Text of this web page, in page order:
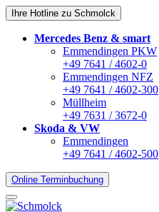
Ihre Hotline zu Schmolck
Mercedes Benz & smart
Emmendingen PKW
+49 7641 / 4602-0
Emmendingen NFZ
+49 7641 / 4602-300
Müllheim
+49 7631 / 3672-0
Skoda & VW
Emmendingen
+49 7641 / 4602-500
Online Terminbuchung